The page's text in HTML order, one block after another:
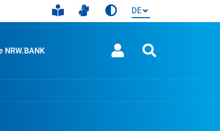
NRW.BANK